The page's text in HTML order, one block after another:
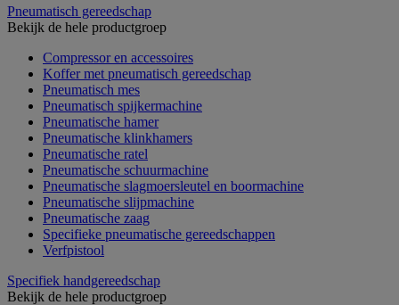
Pneumatisch gereedschap
Bekijk de hele productgroep
Compressor en accessoires
Koffer met pneumatisch gereedschap
Pneumatisch mes
Pneumatisch spijkermachine
Pneumatische hamer
Pneumatische klinkhamers
Pneumatische ratel
Pneumatische schuurmachine
Pneumatische slagmoersleutel en boormachine
Pneumatische slijpmachine
Pneumatische zaag
Specifieke pneumatische gereedschappen
Verfpistool
Specifiek handgereedschap
Bekijk de hele productgroep